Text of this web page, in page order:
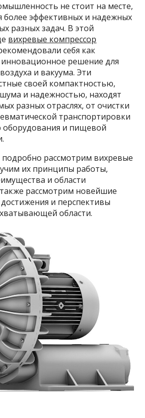
не стоит на месте,
более эффективных и надежных
разных задач. В этой
вихревые компрессор
себя как
решение для
и вакуума. Эти
своей компактностью,
и надежностью, находят
разных отраслях, от очистки
транспортировки
оборудования и пищевой
рассмотрим вихревые
их принципы работы,
и области
рассмотрим новейшие
и перспективы
области.